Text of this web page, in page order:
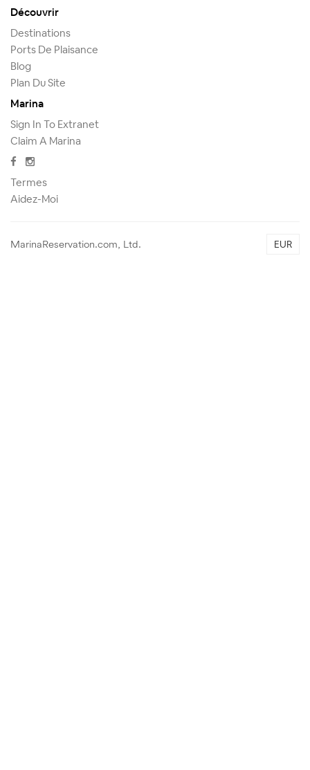
Découvrir
Destinations
Ports De Plaisance
Blog
Plan Du Site
Marina
Sign In To Extranet
Claim A Marina
Termes
Aidez-Moi
MarinaReservation.com, Ltd. EUR